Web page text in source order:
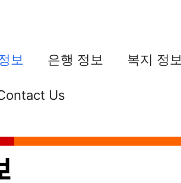
보 은행 정보 복지 정보
Us